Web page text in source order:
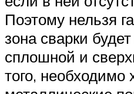
Поэтому нельзя
зона сварки
сплошной и
того,